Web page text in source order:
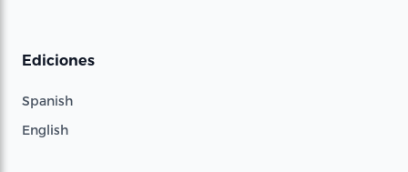
Ediciones
Spanish
English